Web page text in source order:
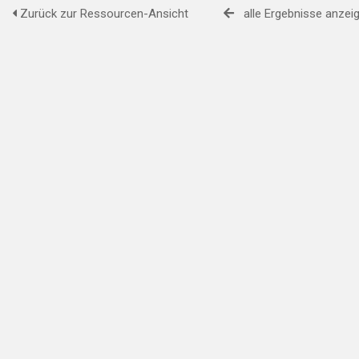
Zurück zur Ressourcen-Ansicht alle Ergebnisse